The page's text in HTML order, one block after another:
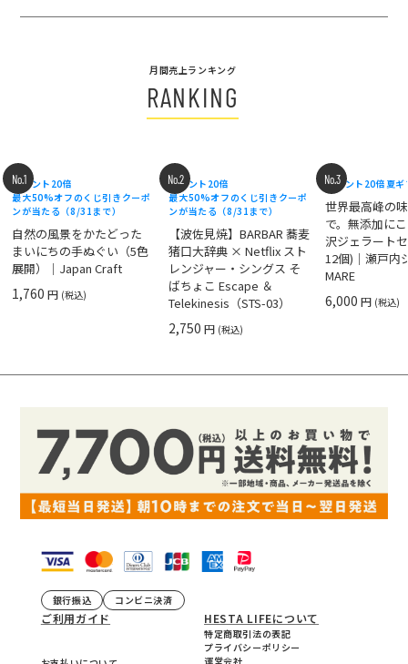
月間売上ランキング
RANKING
No.1
ポイント20倍
最大50%オフのくじ引きクーポ
ンが当たる（8/31まで）
自然の風景をかたどった
まいにちの手ぬぐい（5色
展開）｜Japan Craft
1,760円 (税込)
No.2
ポイント20倍
最大50%オフのくじ引きクーポ
ンが当たる（8/31まで）
【波佐見焼】BARBAR 蕎麦
猪口大辞典 × Netflix スト
レンジャー・シングス そ
ばちょこ Escape ＆
Telekinesis（STS-03）
2,750円 (税込)
No.3
ポイント20倍 夏
世界最高峰の
で。無添加に
沢ジェラート
12個)｜瀬戸内
MARE
6,000円 (税込)
銀行振込 コンビニ決済
ご利用ガイド HESTA LIFEについて
特定商取引法の表記
プライバシーポリシー
運営会社